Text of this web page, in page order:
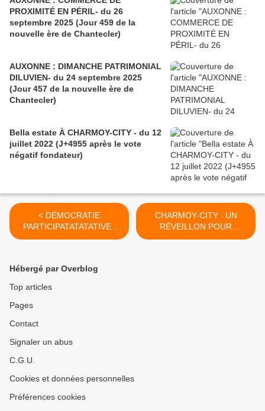
PROXIMITÉ EN PÉRIL- du 26
septembre 2025 (Jour 459 de la
nouvelle ère de Chantecler)
AUXONNE : DIMANCHE PATRIMONIAL
DILUVIEN- du 24 septembre 2025
(Jour 457 de la nouvelle ère de
Chantecler)
Bella estate À CHARMOY-CITY - du 12
juillet 2022 (J+4955 après le vote
négatif fondateur)
< DÉMOCRATIE
PARTICIPATATATATIVE :
DE CHARMOY-CITY À LA
après le vote négatif
CHARMOY-CITY : UN
RÉVEILLON POUR
COCCINELLE - du 03
Hébergé par Overblog
Top articles
Pages
Contact
Signaler un abus
C.G.U.
Cookies et données personnelles
Préférences cookies